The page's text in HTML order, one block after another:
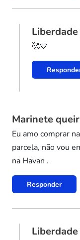
🥰💙
Marinete
Eu amo comprar
parcela, não vou
na Havan .
Responder